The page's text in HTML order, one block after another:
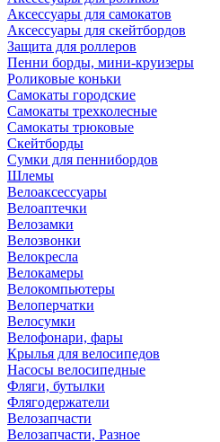
Аксессуары для самокатов
Аксессуары для скейтбордов
Защита для роллеров
Пенни борды, мини-круизеры
Роликовые коньки
Самокаты городские
Самокаты трехколесные
Самокаты трюковые
Скейтборды
Сумки для пеннибордов
Шлемы
Велоаксессуары
Велоаптечки
Велозамки
Велозвонки
Велокресла
Велокамеры
Велокомпьютеры
Велоперчатки
Велосумки
Велофонари, фары
Крылья для велосипедов
Насосы велосипедные
Фляги, бутылки
Флягодержатели
Велозапчасти
Велозапчасти, Разное